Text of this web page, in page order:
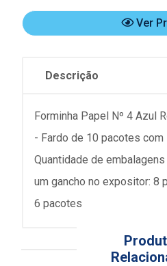
Ver
Descrição
Forminha Papel Nº 4 Azul
- Fardo de 10 pacotes
Quantidade de
um gancho no expositor: 8
6 pacotes